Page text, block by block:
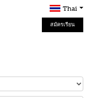
Thai
สมัครเรียน
Online